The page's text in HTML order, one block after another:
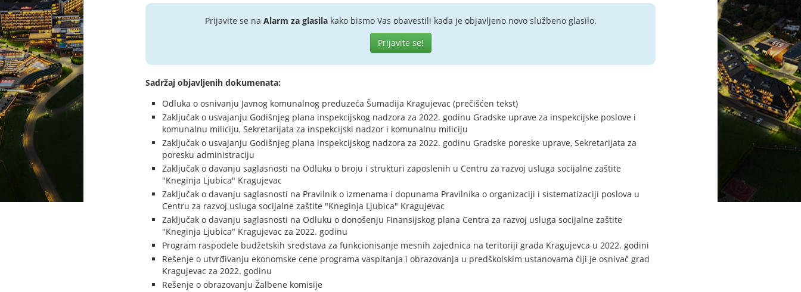
Prijavite se na Alarm za glasilakako bismo Vas obavestili kada je objavljeno novo službeno glasilo.
Prijavite se!
Sadržaj objavljenih dokumenata:
Odluka o osnivanju Javnog komunalnog preduzeća Šumadija Kragujevac (prečišćen tekst)
Zaključak o usvajanju Godišnjeg plana inspekcijskog nadzora za 2022. godinu Gradske uprave za inspekcijske poslove i
komunalnu miliciju, Sekretarijata za inspekcijski nadzor i komunalnu miliciju
Zaključak o usvajanju Godišnjeg plana inspekcijskog nadzora za 2022. godinu Gradske poreske uprave, Sekretarijata za
poresku administraciju
Zaključak o davanju saglasnosti na Odluku o broju i strukturi zaposlenih u Centru za razvoj usluga socijalne zaštite
"Kneginja Ljubica" Kragujevac
Zaključak o davanju saglasnosti na Pravilnik o izmenama i dopunama Pravilnika o organizaciji i sistematizaciji poslova u
Centru za razvoj usluga socijalne zaštite "Kneginja Ljubica" Kragujevac
Zaključak o davanju saglasnosti na Odluku o donošenju Finansijskog plana Centra za razvoj usluga socijalne zaštite
"Kneginja Ljubica" Kragujevac za 2022. godinu
Program raspodele budžetskih sredstava za funkcionisanje mesnih zajednica na teritoriji grada Kragujevca u 2022. godini
Rešenje o utvrđivanju ekonomske cene programa vaspitanja i obrazovanja u predškolskim ustanovama čiji je osnivač grad
Kragujevac za 2022. godinu
Rešenje o obrazovanju Žalbene komisije